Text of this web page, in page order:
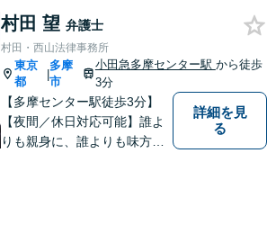
年事件など
村田 望 弁護士
村田・西山法律事務所
東京
都
|
多摩
市
小田急多摩センター駅 から徒歩
3分
【多摩センター駅徒歩3分】
【夜間／休日対応可能】誰よ
りも親身に、誰よりも味方で
詳細を見
る